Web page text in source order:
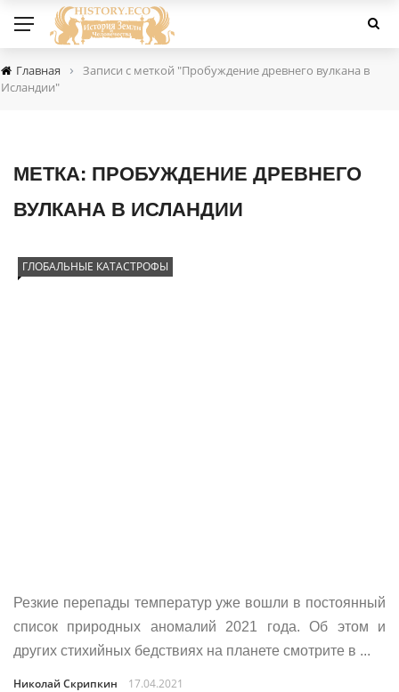
Главная ›
Записи с меткой "Пробуждение древнего вулкана в
Исландии"
МЕТКА: ПРОБУЖДЕНИЕ ДРЕВНЕГО
ВУЛКАНА В ИСЛАНДИИ
ГЛОБАЛЬНЫЕ КАТАСТРОФЫ
Резкие перепады температур уже вошли в постоянный
список природных аномалий 2021 года. Об этом и
других стихийных бедствиях на планете смотрите в ...
Николай Скрипкин
17.04.2021